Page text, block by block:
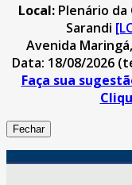
Local: Plenário da
Sarandi
Avenida
Data: 18/08/2026
Faça sua
Fechar